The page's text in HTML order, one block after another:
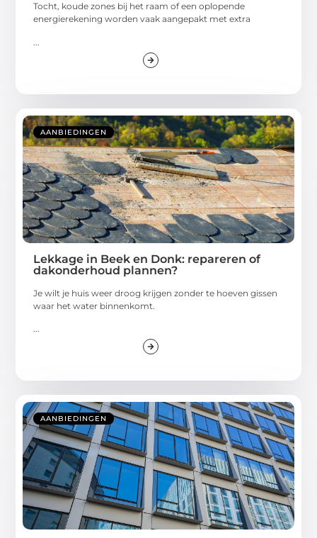
Tocht, koude zones bij het raam of een oplopende
energierekening worden vaak aangepakt met extra
AANBIEDINGEN
Lekkage in Beek en Donk: repareren of
dakonderhoud plannen?
Je wilt je huis weer droog krijgen zonder te hoeven gissen
waar het water binnenkomt.
...
AANBIEDINGEN